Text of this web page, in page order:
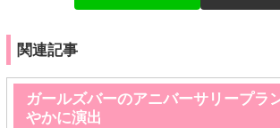
関連記事
ガールズバーのアニバーサリープラ
やかに演出